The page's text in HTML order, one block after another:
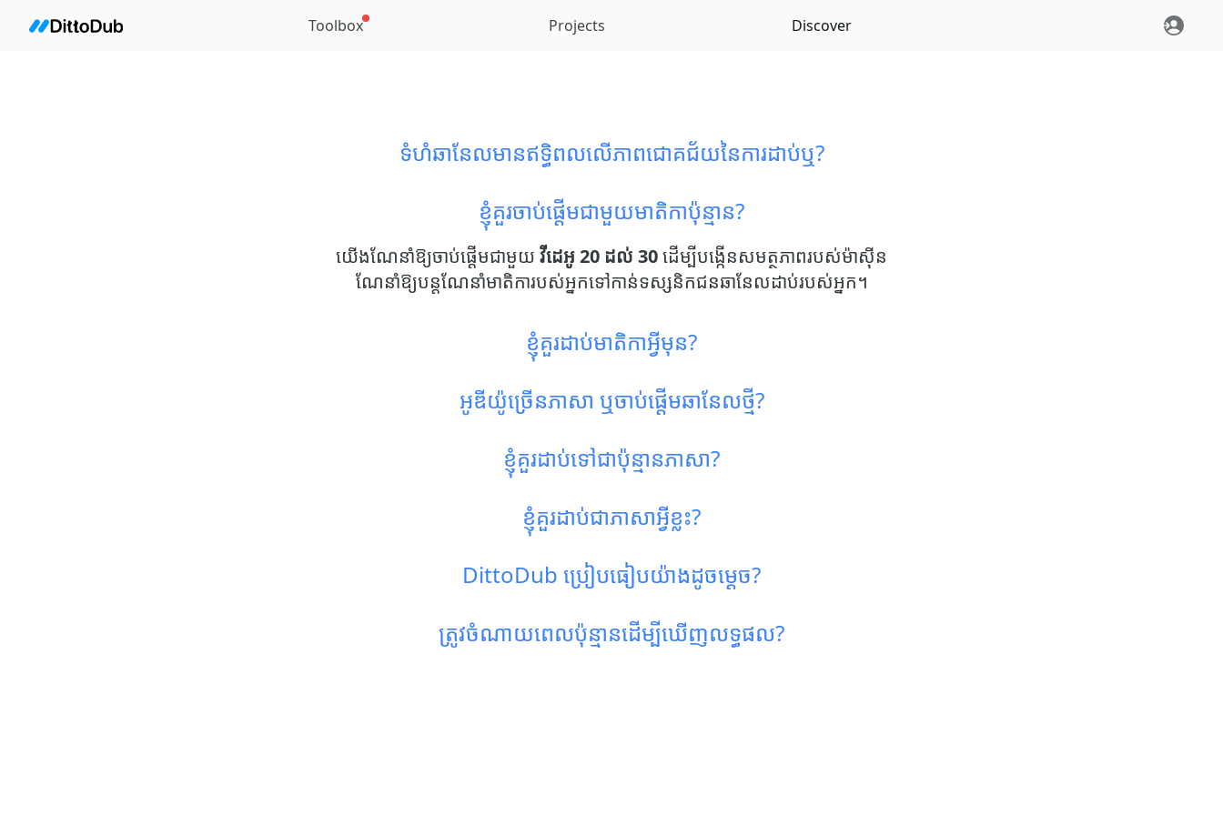
Toolbox Projects Discover
ទំហំឆានែលមានឥទ្ធិពលលើភាពជោគជ័យនៃការដាប់ឬ?
ខ្ញុំគួរចាប់ផ្តើមជាមួយមាតិកាប៉ុន្មាន?
យើងណែនាំឱ្យចាប់ផ្តើមជាមួយ វីដេអូ 20 ដល់ 30ដើម្បីបង្កើនសមត្ថភាពរបស់ម៉ាស៊ីន
ណែនាំឱ្យបន្តណែនាំមាតិការបស់អ្នកទៅកាន់ទស្សនិកជនឆានែលដាប់របស់អ្នក។
ខ្ញុំគួរដាប់មាតិកាអ្វីមុន?
អូឌីយ៉ូច្រើនភាសា ឬចាប់ផ្តើមឆានែលថ្មី?
ខ្ញុំគួរដាប់ទៅជាប៉ុន្មានភាសា?
ខ្ញុំគួរដាប់ជាភាសាអ្វីខ្លះ?
DittoDub ប្រៀបធៀបយ៉ាងដូចម្តេច?
ត្រូវចំណាយពេលប៉ុន្មានដើម្បីឃើញលទ្ធផល?